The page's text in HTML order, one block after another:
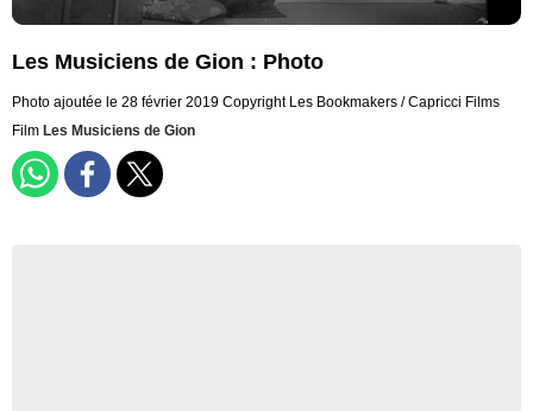
Les Musiciens de Gion : Photo
Photo ajoutée le 28 février 2019 Copyright Les Bookmakers / Capricci Films
Film Les Musiciens de Gion